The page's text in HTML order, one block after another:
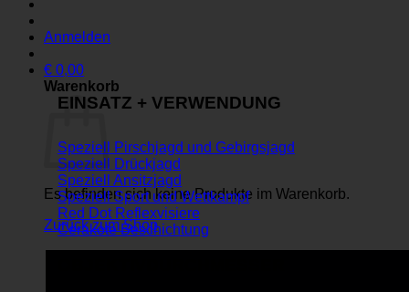
Anmelden
€ 0,00
Warenkorb
Es befinden sich keine Produkte im Warenkorb.
Zurück zum Shop
EINSATZ + VERWENDUNG
Speziell Pirschjagd und Gebirgsjagd
Speziell Drückjagd
Speziell Ansitzjagd
Speziell Sport und Wettkampf
Red Dot Reflexvisiere
Cerakote Beschichtung